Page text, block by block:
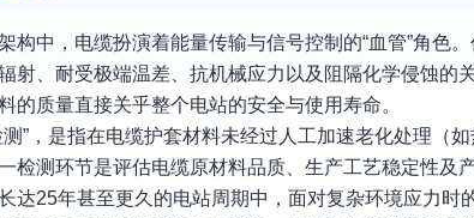
构中，电缆扮演着能量传输与信号控制的“血管”角色
射、耐受极端温差、抗机械应力以及阻隔化学侵蚀
的质量直接关乎整个电站的安全与使用寿命。
测”，是指在电缆护套材料未经过人工加速老化处理（
检测环节是评估电缆原材料品质、生产工艺稳定性
达25年甚至更久的电站周期中，面对复杂环境应力时